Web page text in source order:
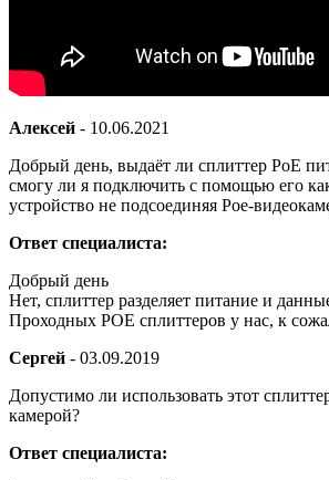
Алексей - 10.06.2021
Добрый день, выдаёт ли сплиттер PoE
смогу ли я подключить с помощью его
устройство не подсоединяя Poe-
Ответ специалиста:
Добрый день
Нет, сплиттер разделяет питание и
Проходных POE сплиттеров у нас, к
Cергей - 03.09.2019
Допустимо ли использовать этот
камерой?
Ответ специалиста: